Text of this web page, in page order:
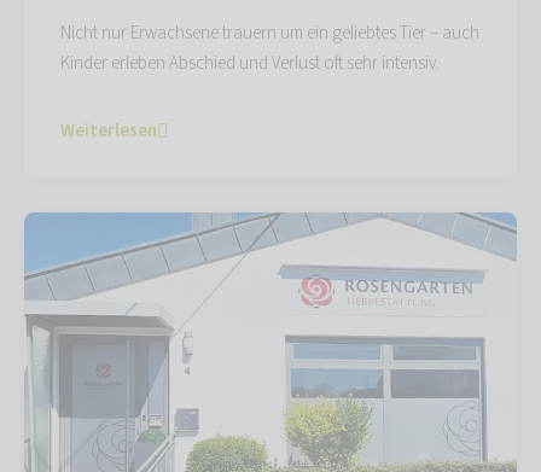
Nicht nur Erwachsene trauern um ein geliebtes Tier – auch
Kinder erleben Abschied und Verlust oft sehr intensiv.
Weiterlesen